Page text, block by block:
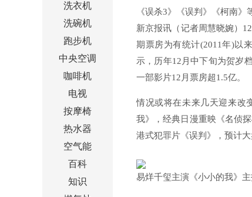
洗衣机
洗碗机
跑步机
中央空调
咖啡机
电视
按摩椅
热水器
空气能
百科
知识
《误杀3》《误判》《柯南
新京报讯（记者周慧晓婉）
期票房为有统计(2011年)以
示，历年12月中下旬为贺岁
一部影片12月票房超1.5亿。
情况或将在未来几天迎来改
我》，经典日漫重映《名侦
港式犯罪片《误判》，预计
易烊千玺主演《小小的我》主